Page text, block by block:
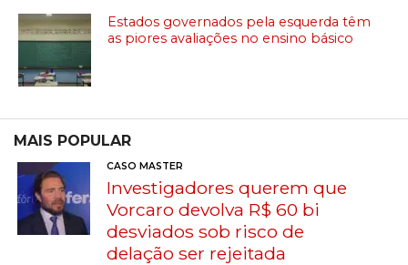
Estados governados pela esquerda têm
as piores avaliações no ensino básico
MAIS POPULAR
CASO MASTER
Investigadores querem que
Vorcaro devolva R$ 60 bi
desviados sob risco de
delação ser rejeitada